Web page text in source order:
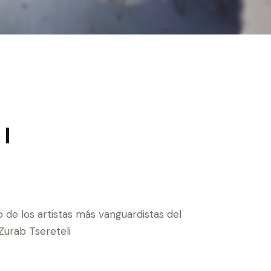
los artistas más vanguardistas del
Tsereteli